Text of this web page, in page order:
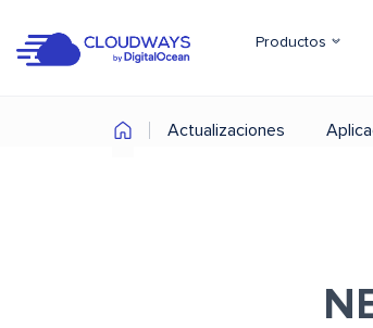
Productos
Actualizaciones